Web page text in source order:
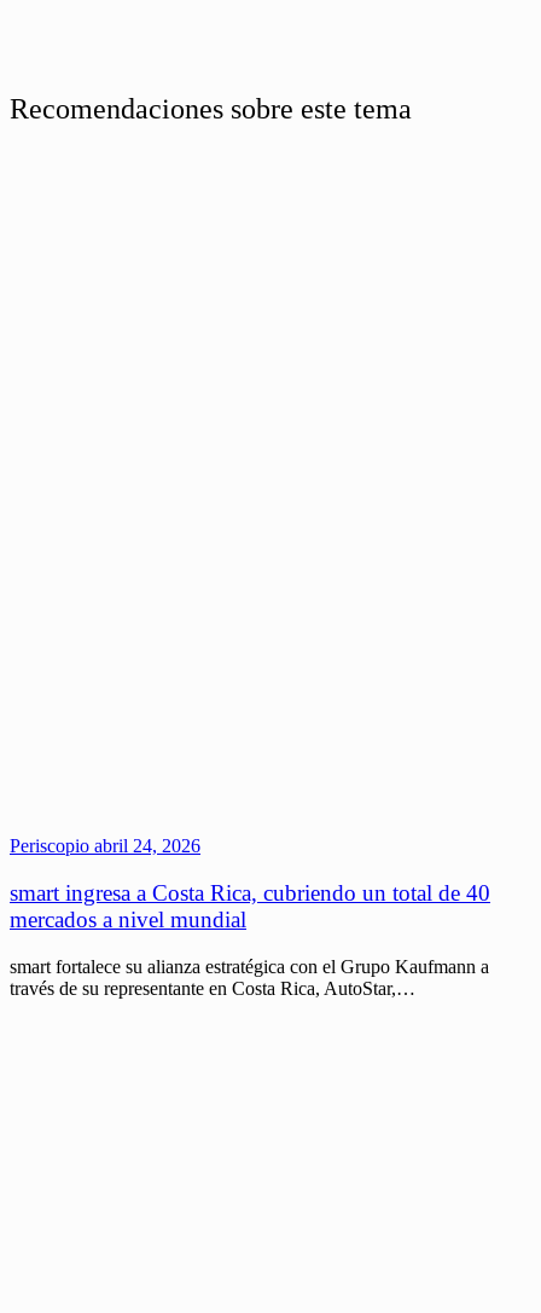
Recomendaciones sobre este tema
Periscopio abril 24, 2026
smart ingresa a Costa Rica, cubriendo un total de 40
mercados a nivel mundial
smart fortalece su alianza estratégica con el Grupo Kaufmann a
través de su representante en Costa Rica, AutoStar,…